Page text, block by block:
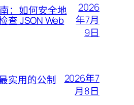
：如何安全地
查 JSON Web
2026
年7月
9日
实用的公制
2026年7
月8日